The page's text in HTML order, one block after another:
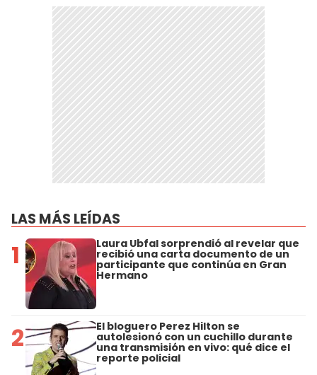
LAS MÁS LEÍDAS
1 Laura Ubfal sorprendió al revelar que
recibió una carta documento de un
participante que continúa en Gran
Hermano
2 El bloguero Perez Hilton se
autolesionó con un cuchillo durante
una transmisión en vivo: qué dice el
reporte policial